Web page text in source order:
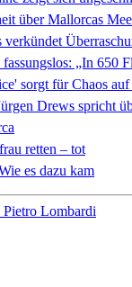
über Mallorcas
verkündet
„In 650
sorgt für Chaos
Drews spricht
retten – tot
es dazu kam
Pietro Lombardi